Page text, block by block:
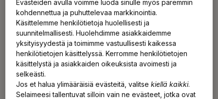
roolissa, Ilmarisen sijoitusjohtahjaAnnika Ekman
– Kiitos minulle osoitetusta luottamuksesta. Työ
Ilmarisessa on ollut todella antoisaa, ja koen olevani
etuoikeutettu saadessani tehdä töitä huipputaitavien
ammattilaisten kanssa. Odotan innolla uuden tehtävän
tuomia haasteita ja mahdollisuuksia, sanoo Rami Vehmas.
Evästeiden avulla voimme luoda sinulle myös paremmin
kohdennettua ja puhuttelevaa markkinointia.
Käsittelemme henkilötietoja huolellisesti ja
suunnitelmallisesti. Huolehdimme asiakkaidemme
yksityisyydestä ja toimimme vastuullisesti kaikessa
henkilötietojen käsittelyssä. Kerromme henkilötietojen
käsittelystä ja asiakkaiden oikeuksista avoimesti ja
selkeästi.
Jos et halua ylimääräisiä evästeitä, valitsekiellä kaikki.
Selaimeesi tallentuvat silloin vain ne evästeet, jotka ovat